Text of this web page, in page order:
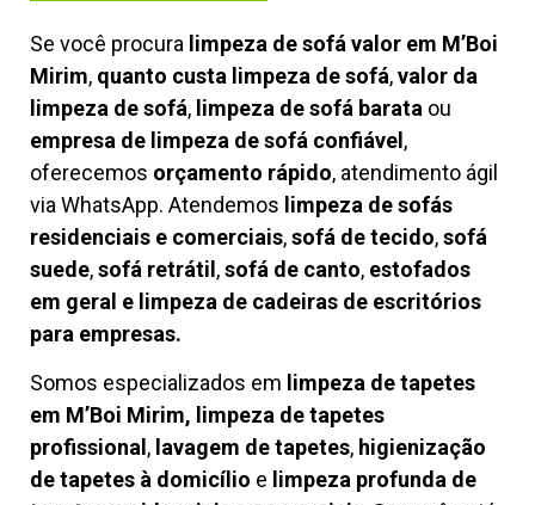
Se você procura limpeza de sofá valor em M’Boi
Mirim, quanto custa limpeza de sofá,valor da
limpeza de sofá, limpeza de sofá barata ou
empresa de limpeza de sofá confiável,
oferecemos orçamento rápido, atendimento ágil
via WhatsApp. Atendemos limpeza desofás
residenciais e comerciais,sofá de tecido,sofá
suede,sofá retrátil,sofá de canto, estofados
em geral e limpeza de cadeiras de escritórios
para empresas.
Somos especializados em limpeza de tapetes
em M’Boi Mirim, limpeza de tapetes
profissional , lavagem de tapetes, higienização
de tapetes à domicílio e limpeza profunda de